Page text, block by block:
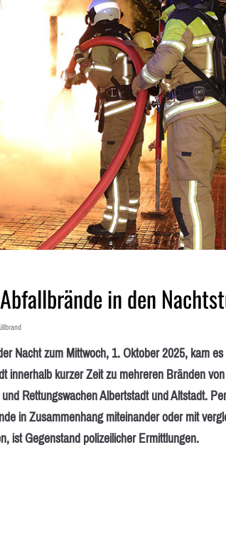
in den
Nacht zum Mittwoch, 1. Oktober 2025, kam
innerhalb kurzer Zeit zu mehreren Bränden
Rettungswachen Albertstadt und Altstadt.
in Zusammenhang miteinander oder mit
ist Gegenstand polizeilicher Ermittlungen.